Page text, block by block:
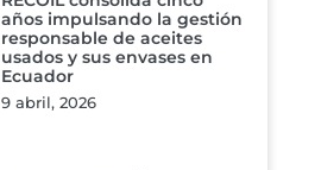
años impulsando la gestión
responsable de aceites
usados y sus envases en
Ecuador
9 abril, 2026